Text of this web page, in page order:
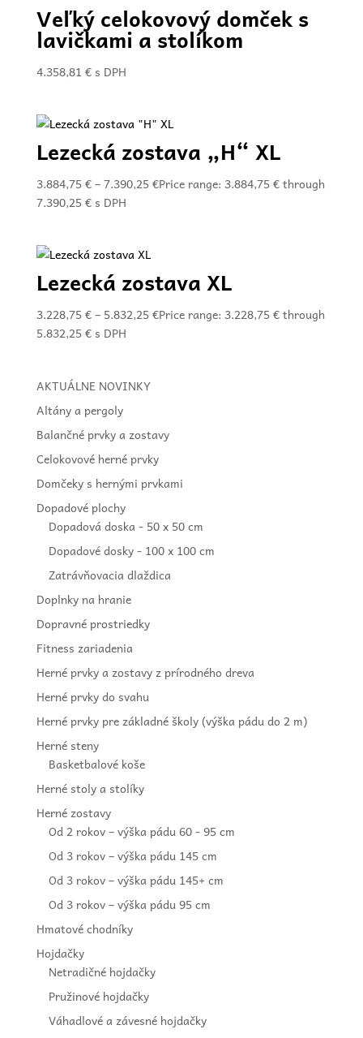
Veľký celokovový domček s
lavičkami a stolíkom
4.358,81 € s DPH
Lezecká zostava „H“ XL
3.884,75€–7.390,25€Price range: 3.884,75 € through
7.390,25 € s DPH
Lezecká zostava XL
3.228,75€– 5.832,25€Price range: 3.228,75 € through
5.832,25 € s DPH
AKTUÁLNE NOVINKY
Altány a pergoly
Balančné prvky a zostavy
Celokovové herné prvky
Domčeky s hernými prvkami
Dopadové plochy
Dopadová doska - 50 x 50 cm
Dopadové dosky - 100 x 100 cm
Zatrávňovacia dlaždica
Doplnky na hranie
Dopravné prostriedky
Fitness zariadenia
Herné prvky a zostavy z prírodného dreva
Herné prvky do svahu
Herné prvky pre základné školy (výška pádu do 2 m)
Herné steny
Basketbalové koše
Herné stoly a stolíky
Herné zostavy
Od 2 rokov – výška pádu 60 - 95 cm
Od 3 rokov – výška pádu 145 cm
Od 3 rokov – výška pádu 145+ cm
Od 3 rokov – výška pádu 95 cm
Hmatové chodníky
Hojdačky
Netradičné hojdačky
Pružinové hojdačky
Váhadlové a závesné hojdačky